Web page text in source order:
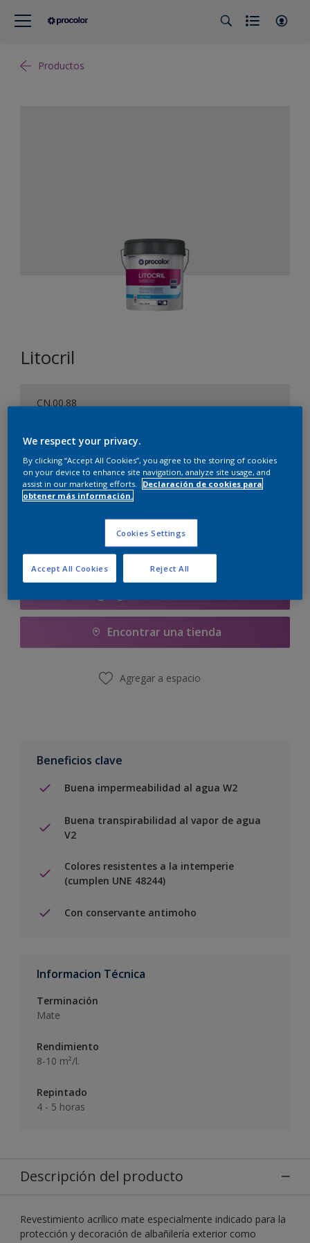
Productos
Litocril
CN.00.88
Tamaño
1 L 4 L 15 L
Calculadora de pintura
Calcular
Encontrar una tienda
Agregar a espacio
Beneficios clave
Buena impermeabilidad al agua W2
Buena transpirabilidad al vapor de agua
V2
Colores resistentes a la intemperie
(cumplen UNE 48244)
Con conservante antimoho
Informacion Técnica
Terminación
Mate
Rendimiento
8-10 m²/l.
Repintado
4 - 5 horas
Descripción del producto
Revestimiento acrílico mate especialmente indicado para la
protección y decoración de albañilería exterior como
We respect your privacy.
By clicking “Accept All Cookies”, you agree to the storing of cookies
on your device to enhance site navigation, analyze site usage, and
assist in our marketing efforts.
Declaración de cookies para
obtener más información.
Cookies Settings
Reject All
Accept All Cookies